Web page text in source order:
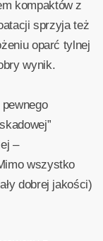
kompaktów z
sprzyja też
oparć tylnej
wynik.
–
wszystko
dobrej jakości)